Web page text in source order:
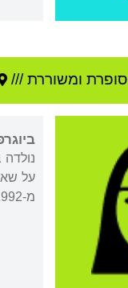
סופרת ומשוררת ///
על
מ-1992 מלמדת באוניברסיטת בר-אילן במסגרת היחידה להבעה עברית.